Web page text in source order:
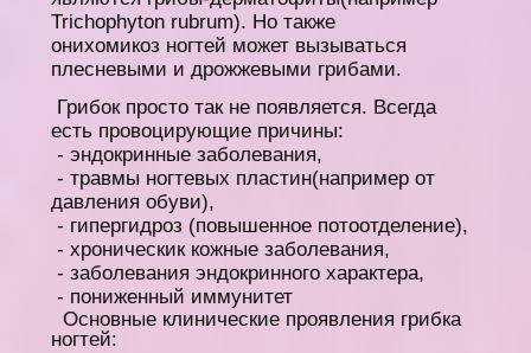
Trichophyton rubrum). Но также
онихомикоз ногтей может вызываться
плесневыми и дрожжевыми грибами.
Грибок просто так не появляется. Всегда
есть провоцирующие причины:
- эндокринные заболевания,
- травмы ногтевых пластин(например от
давления обуви),
- гипергидроз (повышенное потоотделение),
- хроническик кожные заболевания,
- заболевания эндокринного характера,
- пониженный иммунитет
Основные клинические проявления грибка
ногтей: